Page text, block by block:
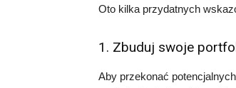
Oto kilka przydatnych
1. Zbuduj swoje
Aby przekonać